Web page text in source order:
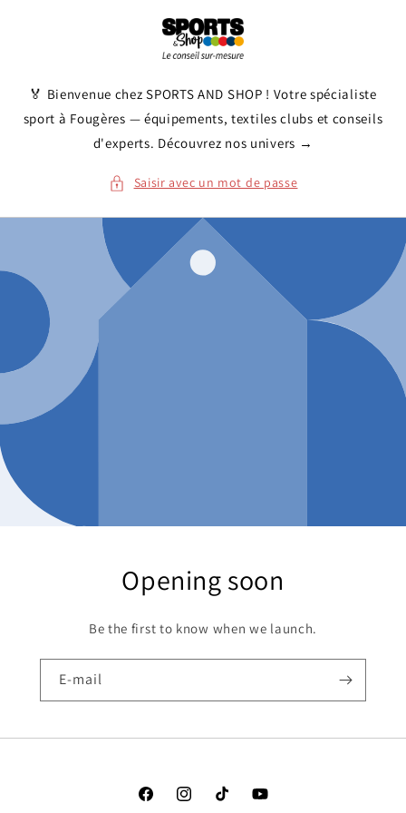
🏅 Bienvenue chez SPORTS AND SHOP ! Votre spécialiste
sport à Fougères — équipements, textiles clubs et conseils
d'experts. Découvrez nos univers →
Saisir avec un mot de passe
Opening soon
Be the first to know when we launch.
E-mail
FacebookInstagramTikTok YouTube